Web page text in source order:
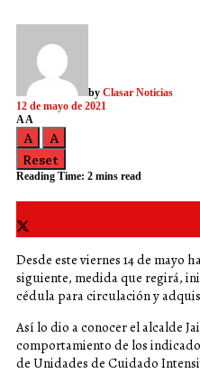
by Clasar Noticias
12 de mayo de 2021
AA
A
A
Reset
Reading Time: 2 mins read
Desde este viernes 14 de mayo
siguiente, medida que regirá,
cédula para circulación y
Así lo dio a conocer el alcalde
comportamiento de los
de Unidades de Cuidado